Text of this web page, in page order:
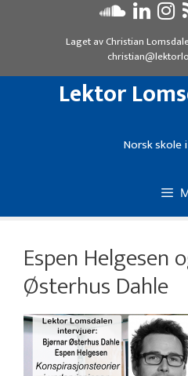
Laget avChristian
Lektor
Norsk skole
Espen Helgesen
Østerhus Dahle